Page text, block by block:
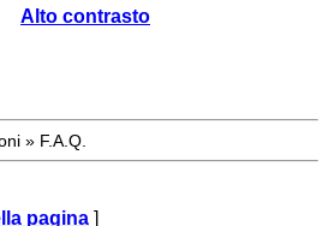
Alto contrasto
» F.A.Q.
pagina ]